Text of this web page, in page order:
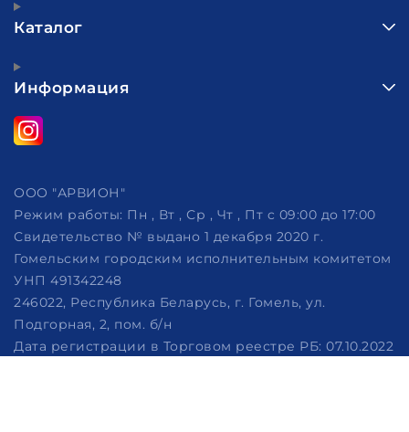
Каталог
Информация
ООО "АРВИОН"
Режим работы: Пн , Вт , Ср , Чт , Пт c 09:00 до 17:00
Свидетельство № выдано 1 декабря 2020 г.
Гомельским городским исполнительным комитетом
УНП 491342248
246022, Республика Беларусь, г. Гомель, ул.
Подгорная, 2, пом. б/н
Дата регистрации в Торговом реестре РБ: 07.10.2022